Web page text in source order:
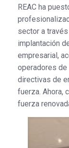
REAC ha
sector a
implantación
empresarial,
operadores
directivas de
fuerza. Ahora,
fuerza